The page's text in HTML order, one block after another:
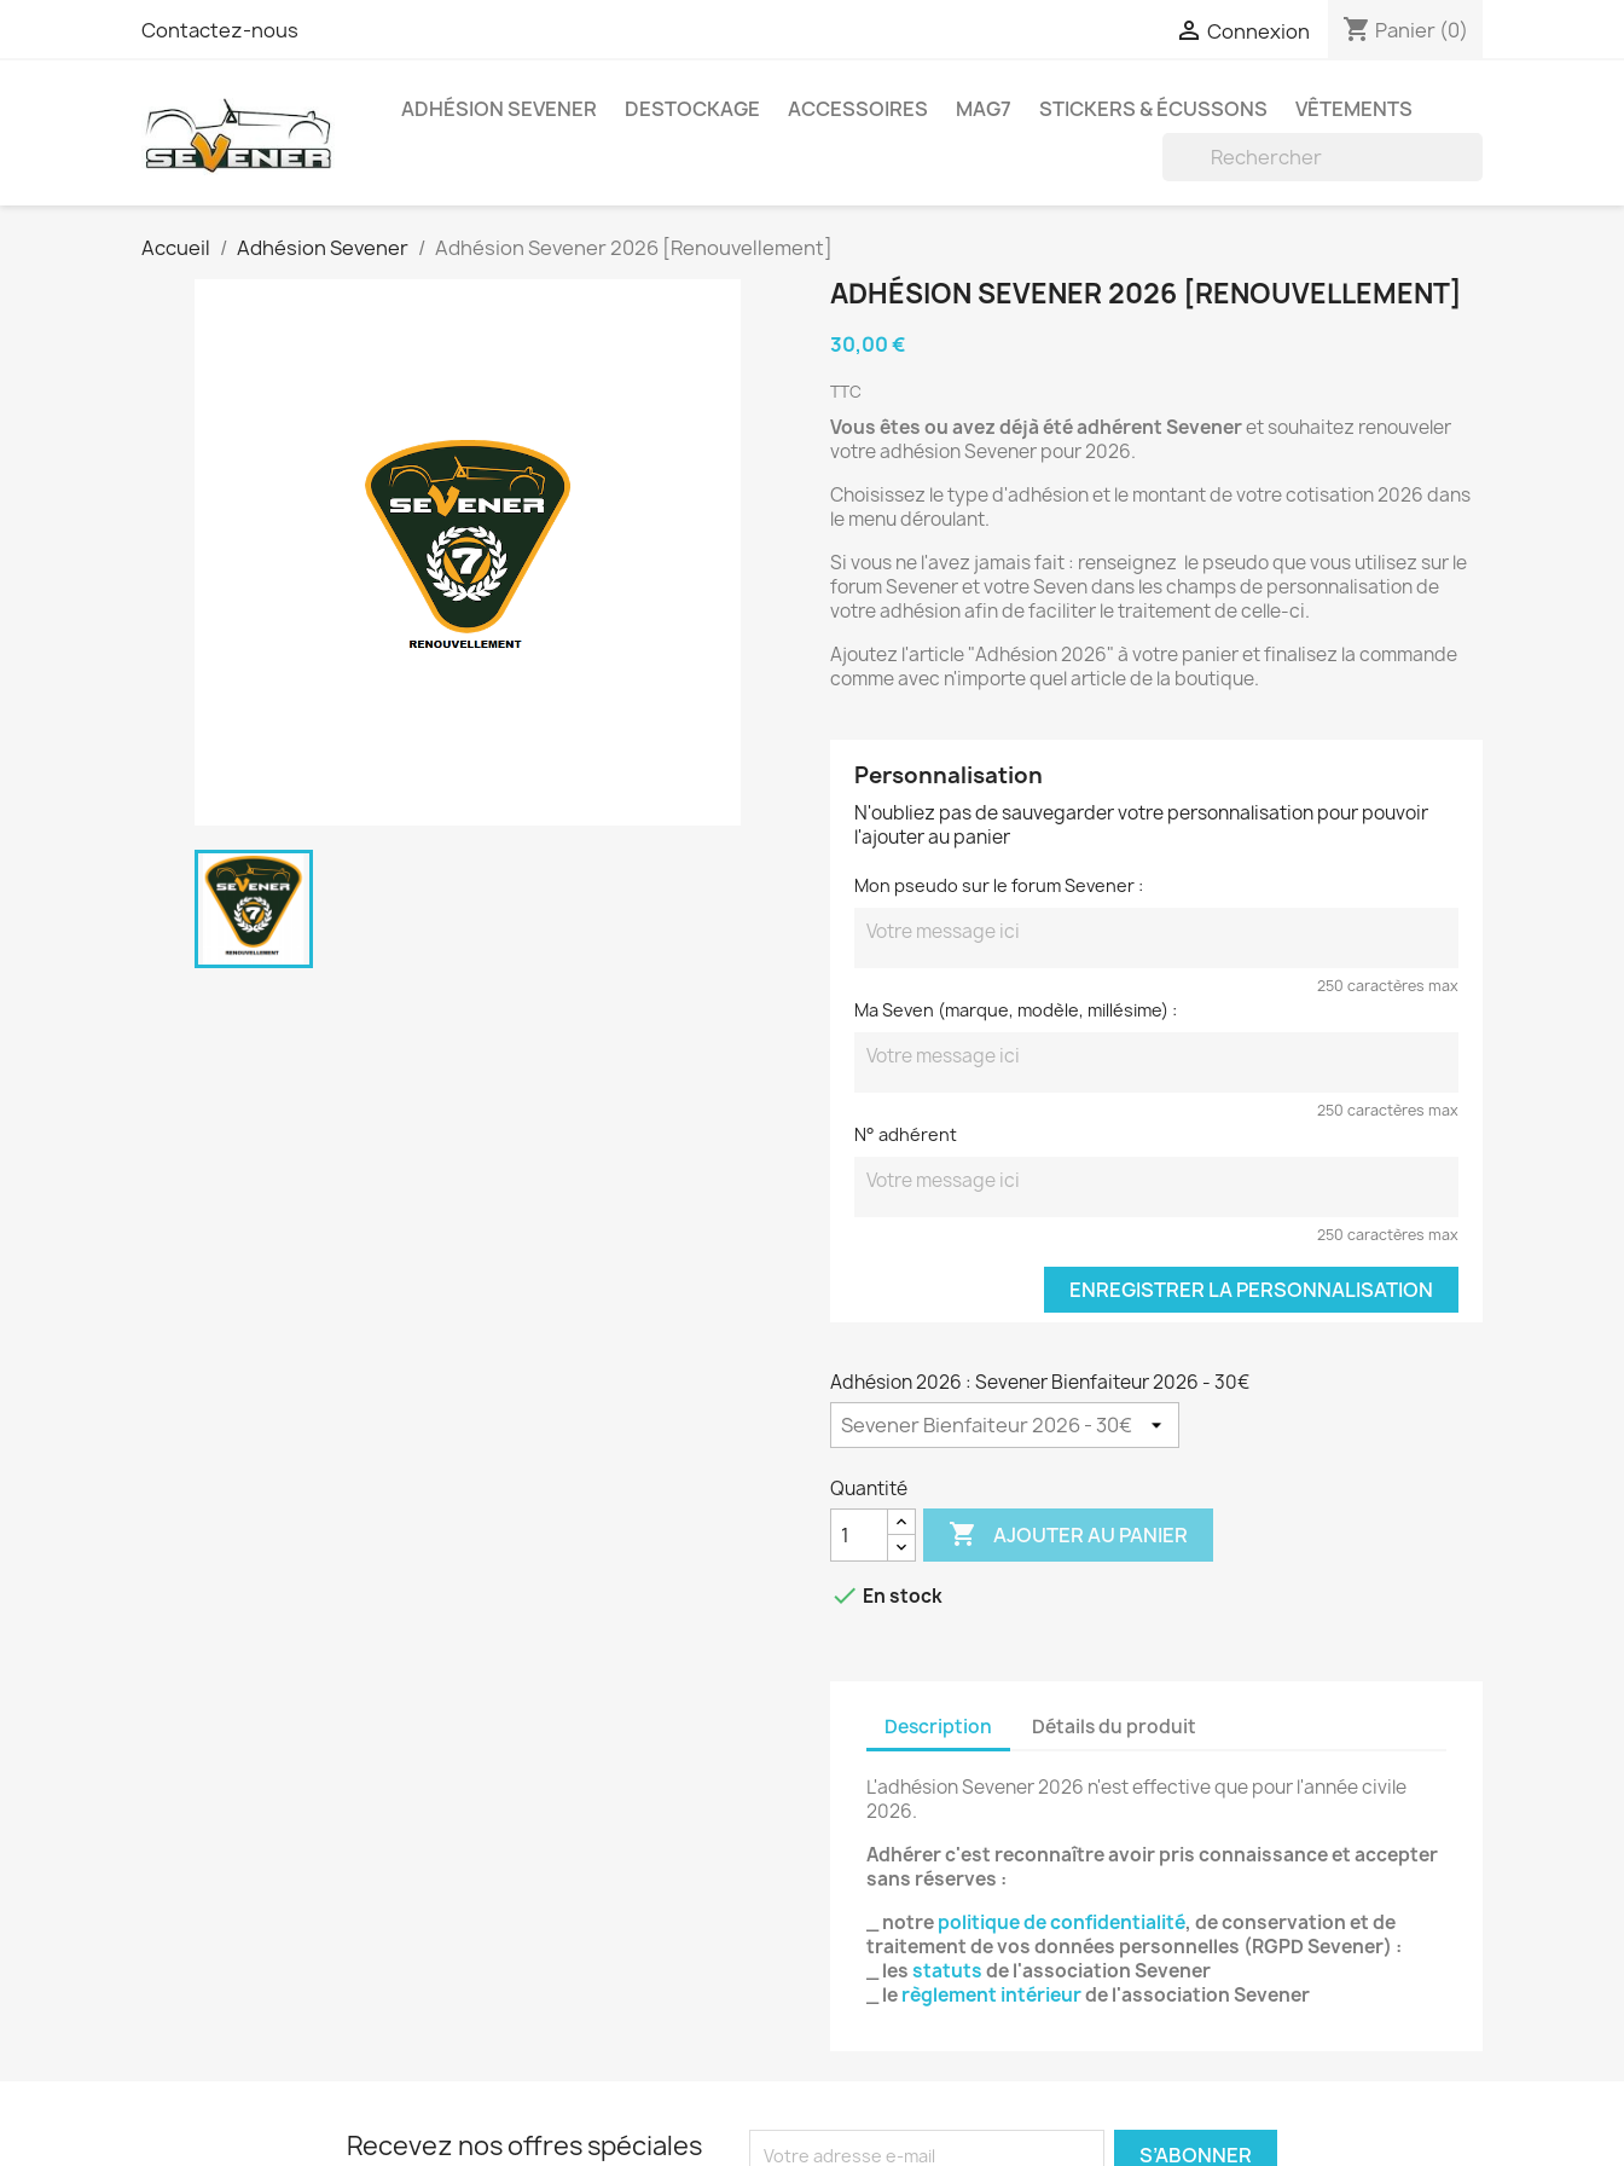
Contactez-nous  Connexion shopping_cart Panier (0)
ADHÉSION SEVENER DESTOCKAGE ACCESSOIRES MAG7 STICKERS & ÉCUSSONS VÊTEMENTS

Accueil Adhésion Sevener Adhésion Sevener 2026 [Renouvellement]
ADHÉSION SEVENER 2026 [RENOUVELLEMENT]
30,00 €
TTC
Vous êtes ou avez déjà été adhérent Seveneret souhaitez renouveler
votre adhésion Sevener pour 2026.
Choisissez le type d'adhésion et le montant de votre cotisation 2026 dans
le menu déroulant.
Si vous ne l'avez jamais fait : renseignez le pseudo que vous utilisez sur le
forum Sevener et votre Seven dans les champs de personnalisation de
votre adhésion afin de faciliter le traitement de celle-ci.
Ajoutez l'article "Adhésion 2026" à votre panier et finalisez la commande
comme avec n'importe quel article de la boutique.
Personnalisation
N'oubliez pas de sauvegarder votre personnalisation pour pouvoir
l'ajouter au panier
Mon pseudo sur le forum Sevener :
250 caractères max
Ma Seven (marque, modèle, millésime) :
250 caractères max
N° adhérent
250 caractères max
ENREGISTRER LA PERSONNALISATION
Adhésion 2026 : Sevener Bienfaiteur 2026 - 30€
Quantité
 AJOUTER AU PANIER
 En stock
Description Détails du produit
L'adhésion Sevener 2026 n'est effective que pour l'année civile
2026.
Adhérer c'est reconnaître avoir pris connaissance et accepter
sans réserves :
_ notrepolitique de confidentialité, de conservation et de
traitement de vos données personnelles (RGPD Sevener) :
_ lesstatutsde l'association Sevener
_ lerèglement intérieurde l'association Sevener
Recevez nos offres spéciales